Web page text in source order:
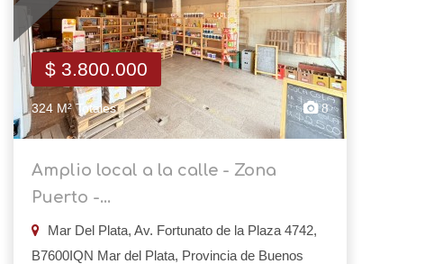
$ 3.800.000
324 M² Totales 8
Amplio local a la calle - Zona
Puerto -...
Mar Del Plata, Av. Fortunato de la Plaza 4742,
B7600IQN Mar del Plata, Provincia de Buenos